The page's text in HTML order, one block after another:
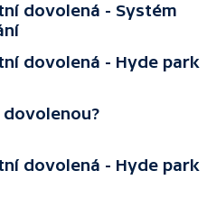
dovolená - Systém
dovolená - Hyde park
dovolenou?
dovolená - Hyde park